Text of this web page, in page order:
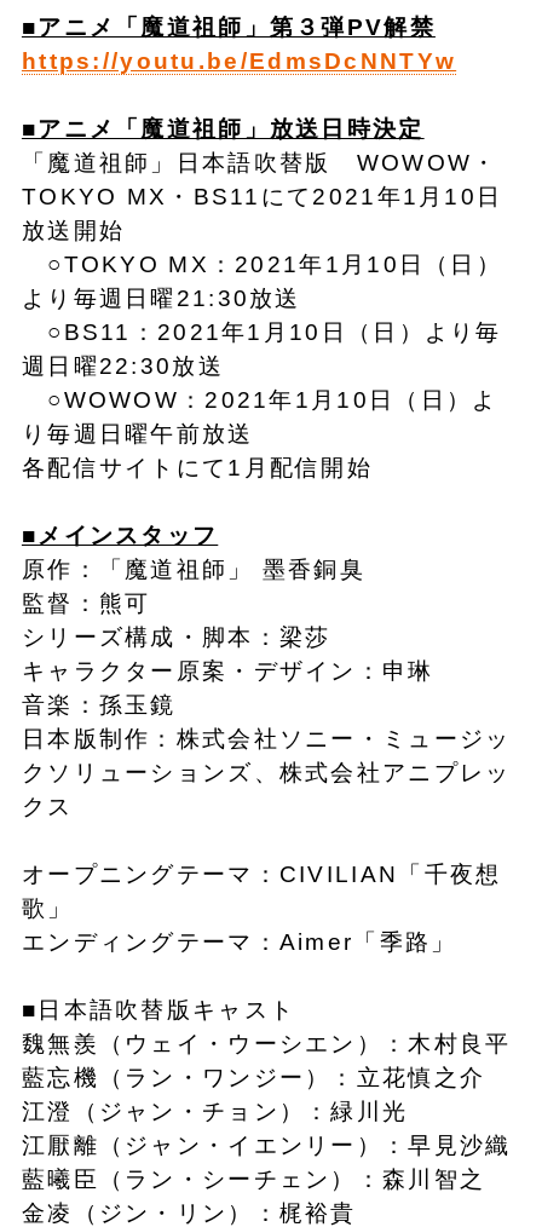
■アニメ「魔道祖師」第３弾PV解禁
https://youtu.be/EdmsDcNNTYw
■アニメ「魔道祖師」放送日時決定
「魔道祖師」日本語吹替版 WOWOW・
TOKYO MX・BS11にて2021年1月10日
放送開始
○TOKYO MX：2021年1月10日（日）
より毎週日曜21:30放送
○BS11：2021年1月10日（日）より毎
週日曜22:30放送
○WOWOW：2021年1月10日（日）よ
り毎週日曜午前放送
各配信サイトにて1月配信開始
■メインスタッフ
原作：「魔道祖師」 墨香銅臭
監督：熊可
シリーズ構成・脚本：梁莎
キャラクター原案・デザイン：申琳
音楽：孫玉鏡
日本版制作：株式会社ソニー・ミュージッ
クソリューションズ、株式会社アニプレッ
クス
オープニングテーマ：CIVILIAN「千夜想
歌」
エンディングテーマ：Aimer「季路」
■日本語吹替版キャスト
魏無羨（ウェイ・ウーシエン）：木村良平
藍忘機（ラン・ワンジー）：立花慎之介
江澄（ジャン・チョン）：緑川光
江厭離（ジャン・イエンリー）：早見沙織
藍曦臣（ラン・シーチェン）：森川智之
金凌（ジン・リン）：梶裕貴